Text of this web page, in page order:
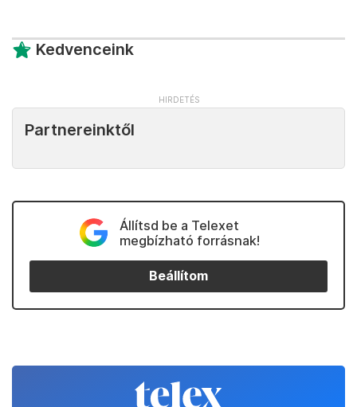
Kedvenceink
Partnereinktől
Állítsd be a Telexet
megbízható forrásnak!
Beállítom